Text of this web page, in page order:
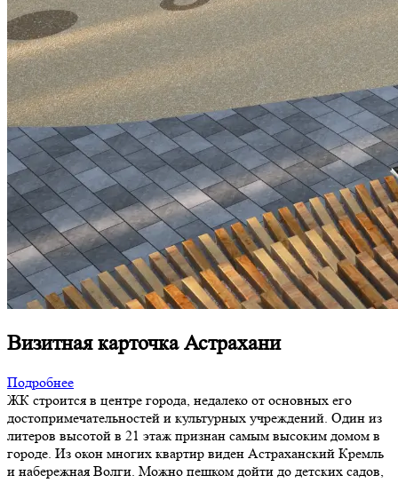
Визитная карточка Астрахани
Подробнее
ЖК строится в центре города, недалеко от основных его
достопримечательностей и культурных учреждений. Один из
литеров высотой в 21 этаж признан самым высоким домом в
городе. Из окон многих квартир виден Астраханский Кремль
и набережная Волги. Можно пешком дойти до детских садов,